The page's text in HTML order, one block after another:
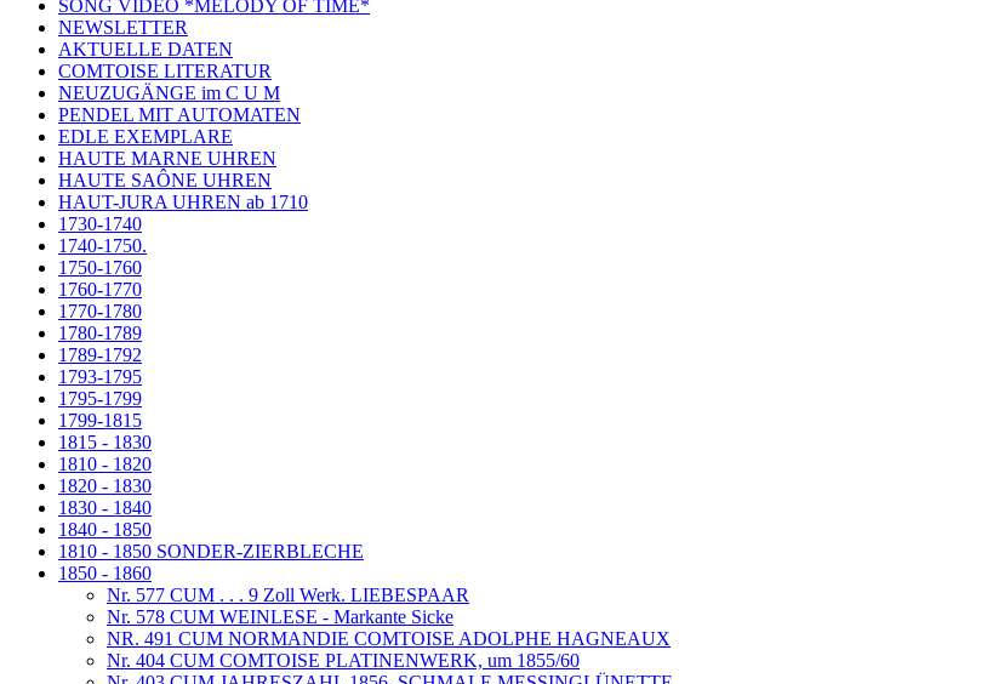
SONG VIDEO *MELODY OF TIME*
NEWSLETTER
AKTUELLE DATEN
COMTOISE LITERATUR
NEUZUGÄNGE im C U M
PENDEL MIT AUTOMATEN
EDLE EXEMPLARE
HAUTE MARNE UHREN
HAUTE SAÔNE UHREN
HAUT-JURA UHREN ab 1710
1730-1740
1740-1750.
1750-1760
1760-1770
1770-1780
1780-1789
1789-1792
1793-1795
1795-1799
1799-1815
1815 - 1830
1810 - 1820
1820 - 1830
1830 - 1840
1840 - 1850
1810 - 1850 SONDER-ZIERBLECHE
1850 - 1860
Nr. 577 CUM . . . 9 Zoll Werk. LIEBESPAAR
Nr. 578 CUM WEINLESE - Markante Sicke
NR. 491 CUM NORMANDIE COMTOISE ADOLPHE HAGNEAUX
Nr. 404 CUM COMTOISE PLATINENWERK, um 1855/60